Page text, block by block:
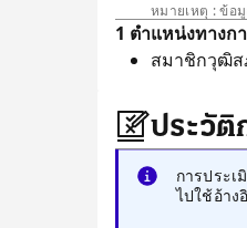
หมายเหตุ : ข้อ
1 ตำแหน่งทางก
สมาชิกวุฒิส
ประวัติ
การประ
ไปใช้อ้าง